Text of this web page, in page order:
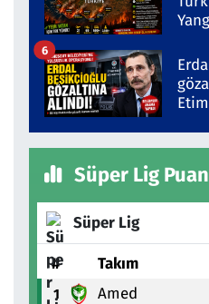
6
Süper Lig
Süper Lig
# Takım
1 Amed